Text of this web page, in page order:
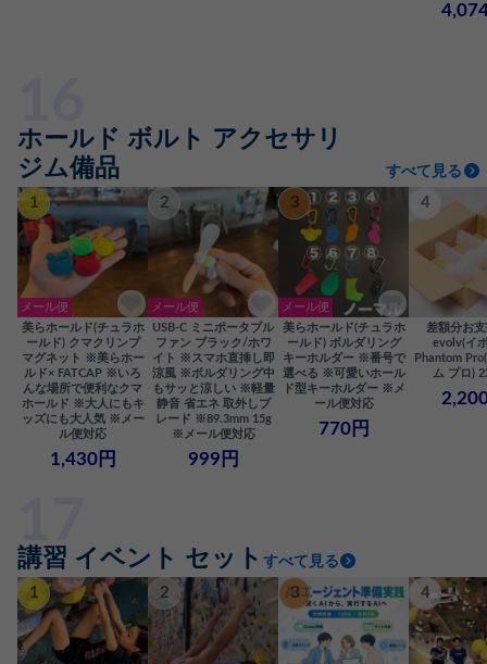
ホールド ボルト アクセサリ
ジム備品
すべて見る
1
メール便
美らホールド(チュラホ
ールド) クマクリンプ
マグネット ※美らホー
ルド× FATCAP ※いろ
んな場所で便利なクマ
ホールド ※大人にもキ
ッズにも大人気 ※メー
ル便対応
1,430円
2
メール便
USB-C ミニポータブル
ファン ブラック/ホワ
イト ※スマホ直挿し即
涼風 ※ボルダリング中
もサッと涼しい ※軽量
静音 省エネ 取外しブ
レード ※89.3mm 15g
※メール便対応
999円
3
メール便
美らホールド(チュラホ
ールド) ボルダリング
キーホルダー ※番号で
選べる ※可愛いホール
ド型キーホルダー ※メ
ール便対応
770円
4
差額分お
evolv(イ
Phantom
ム プロ)
講習 イベント セット すべて見る
1 2 3 4